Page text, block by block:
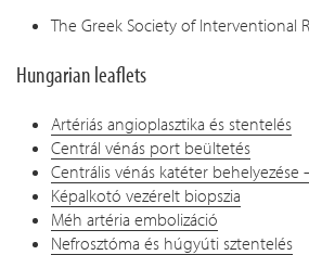
The Greek Society of Interventional
Hungarian leaflets
Artériás angioplasztika és stentelés
Centrál vénás port beültetés
Centrális vénás katéter behelyezése
Képalkotó vezérelt biopszia
Méh artéria embolizáció
Nefrosztóma és húgyúti sztentelés